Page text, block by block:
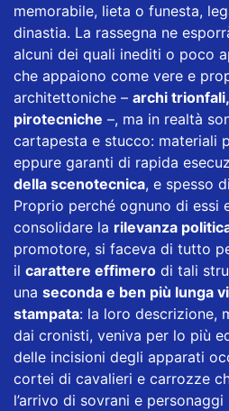
memorabile, lieta o funesta,
dinastia. La rassegna ne
alcuni dei quali inediti o poco
che appaiono come vere e
architettoniche – archi
pirotecniche –, ma in realtà
cartapesta e stucco: materiali
eppure garanti di rapida
della scenotecnica, e spesso
Proprio perché ognuno di essi
consolidare la rilevanza
promotore, si faceva di tutto
il carattere effimero di tali
una seconda e ben più lunga
stampata: la loro descrizione,
dai cronisti, veniva per lo più
delle incisioni degli apparati
cortei di cavalieri e carrozze
l’arrivo di sovrani e